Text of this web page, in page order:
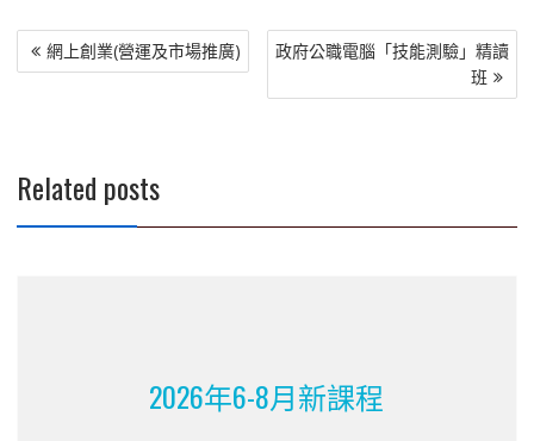
文
章
網上創業(營運及市場推廣)
政府公職電腦「技能測驗」精讀
班
Related posts
2026年6-8月新課程